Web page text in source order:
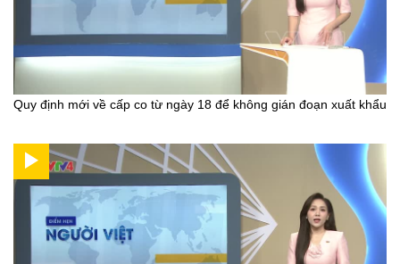
Quy định mới về cấp co từ ngày 18 để không gián đoạn xuất khẩu